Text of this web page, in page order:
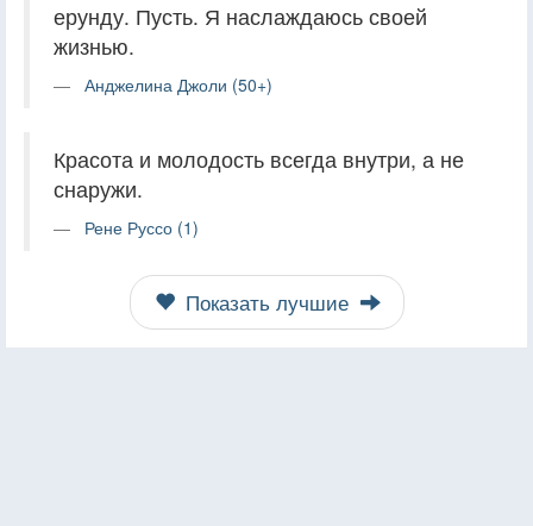
ерунду. Пусть. Я наслаждаюсь своей
жизнью.
Анджелина Джоли (50+)
Красота и молодость всегда внутри, а не
снаружи.
Рене Руссо (1)
Показать лучшие